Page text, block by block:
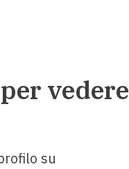
vedere
su